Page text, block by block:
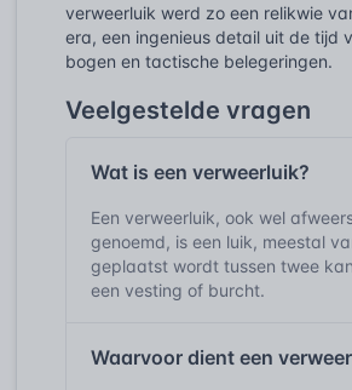
verweerluik werd zo een relikwie
era, een ingenieus detail uit de tijd
bogen en tactische belegeringen.
Veelgestelde vragen
Wat is een verweerluik?
Een verweerluik, ook wel
genoemd, is een luik, meestal
geplaatst wordt tussen twee
een vesting of burcht.
Waarvoor dient een